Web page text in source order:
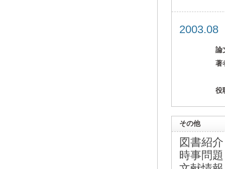
論
著
役
その他
図書紹介
時事問題